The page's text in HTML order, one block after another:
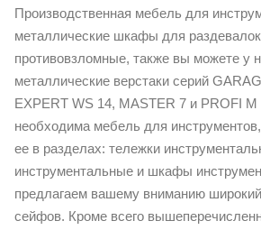
Производственная мебель для
металлические шкафы для
противовзломные, также вы можете у
металлические верстаки серий
EXPERT WS 14, MASTER 7 и PROFI
необходима мебель для
ее в разделах: тележки
инструментальные и шкафы
предлагаем вашему вниманию
сейфов. Кроме всего